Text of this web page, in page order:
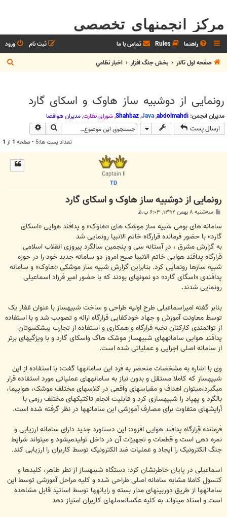
مرکز انجمنهای تخصصی
راهنما Rules تماس با ما ورود
ثبت نام
صفحه اول تالار
بخش جنگ افزار اخبار نظامي
س
رونمایی از دوشبیه ساز هاوک و اسکای گارد
مدیران انجمن: abdolmahdi
,
Java
,
Shahbaz
,شوراي نظارت,مديران هوافضا
ارسال پست جستجو
تعداد پست ها:5 • صفحه 1 از 1
Captain II
TD
رونمایی از دوشبیه ساز هاوک و اسکای گارد
ت
سه‌شنبه ۸ بهمن ۱۳۹۲, ۶:۰۳ ب.ظ
سامانه های بومی شبیه ساز موشک های «هاوک» و پدافند هوایی «اسکای
گارد» با حضور فرمانده قرارگاه خاتم الانبیا رونمایی شد
به گزارش مشرق ، در آستانه سی و پنجمین سالگرد پیروزی انقلاب اسلامی
قرارگاه پدافند هوایی خاتم الانبیا صبح امروز دو سامانه جدید خود را در حوزه
شبیه سازها رونمایی کرد. بنابراین گزارش شبیه ساز موشکی «هاوک» و سامانه
پدافندی «اسگای گارد» دو نمونهای بودند که با حضور امیر فرزاد اسماعیلی
رونمایی شدند.
بنابر گفته امیراسماعیلی طرح اولیه طراحی و ساخت شبیهساز با عنوان غفار یک
توسط معاونت آموزش و جهاد خودکفایی قرارگاه ارائه و تصویب شد و با استفاده
از توانمندی کارکنان نخبه قرارگاه و همکاری و استفاده از تجارب پیشکسوتان
پدافند هوایی سامانههای شبیهساز موشک هاگ واسکای گارد و با ویژگیهای برتر
از سامانه اصلی اجرایی و عملیاتی شده است.
وی با اشاره به مشخصات منحصر به فرد این سامانهها گفت: با استفاده از این
شبیهساز که کاملا مستقل و بدون نیاز به سامانههای عملیاتی مورد استفاده قرار
میگیرد،میتوان اهداف و مقیاسهای واقعی در کلاسهای مختلف موشک، هواپیما،
بالگرد و پهپاد را شبیهسازی کرد و قابلیت انجام تاکتیکهای مختلف رزمی با
آرایشهای متفاوت برای مصارف آموزشی این سامانهها در نظر گرفته شده است.
فرمانده قرارگاه پدافند هوایی افزود: این دستاورد جدید دارای سامانه ارزیابی و
نمره دهی است و قطعات و تجهیزات آن در داخل تولیدمیشود و میتواند شرایط
جنگ الکترونیک را ایجاد و عملیات ضد الکترونیک توسط کاربران را ارزیابی کند.
اسماعیلی در پایان خاطرنشان کرد: دستگاه شبیهساز از نظر ظاهر، کلیدها و
کنسول کاملا مشابه سامانه اصلی طراحی شده و کلیه مراحل آموزشی توسط این
سامانهها از طریق دوربینهای مدار بسته و رایانهها توسط اساتید قابل مشاهده
است و استاد میتواند به کلیه عکسالعملهای کاربران امتیاز دهد